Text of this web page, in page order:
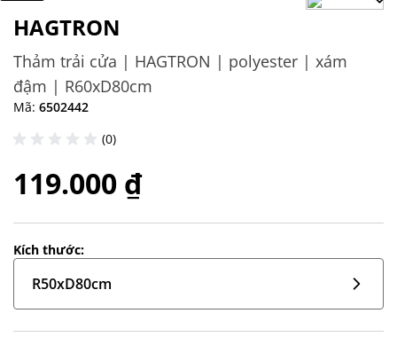
HAGTRON
Thảm trải cửa | HAGTRON | polyester | xám
đậm | R60xD80cm
Mã: 6502442
(0)
119.000 ₫
Kích thước:
R50xD80cm